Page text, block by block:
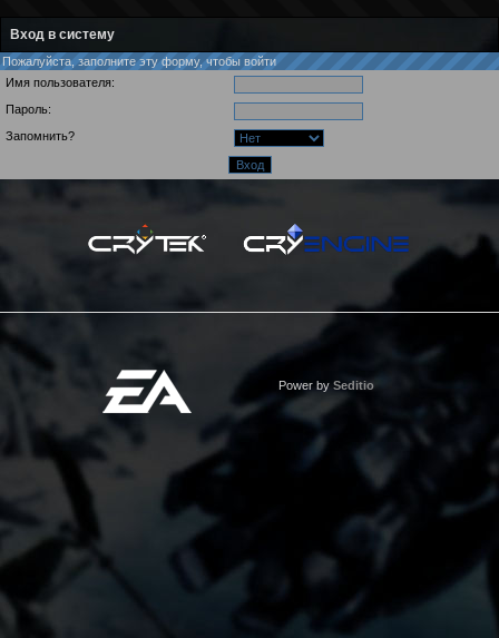
Вход в систему
Пожалуйста, заполните эту форму, чтобы войти
Имя пользователя:
Пароль:
Запомнить?
Power by Seditio